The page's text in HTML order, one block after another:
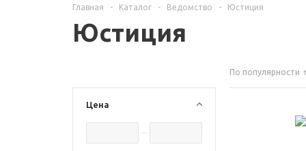
ФУРНИТУРА
ОДЕЖДА
Главная - Каталог - Ведомство - Юстиция
Юстиция
Цена
По популярности